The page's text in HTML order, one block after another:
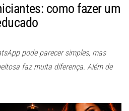
como fazer um
pode parecer simples, mas
faz muita diferença. Além de